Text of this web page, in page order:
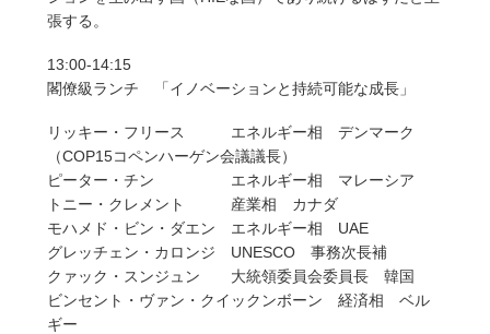
張する。
13:00-14:15
閣僚級ランチ 「イノベーションと持続可能な成長」
リッキー・フリース エネルギー相 デンマーク
（COP15コペンハーゲン会議議長）
ピーター・チン エネルギー相 マレーシア
トニー・クレメント 産業相 カナダ
モハメド・ビン・ダエン エネルギー相 UAE
グレッチェン・カロンジ UNESCO 事務次長補
クァック・スンジュン 大統領委員会委員長 韓国
ビンセント・ヴァン・クイックンボーン 経済相 ベル
ギー